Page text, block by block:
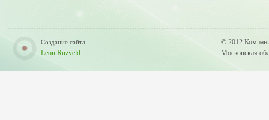
Создание сайта —
Leon Ruzveld
© 2012
Московская